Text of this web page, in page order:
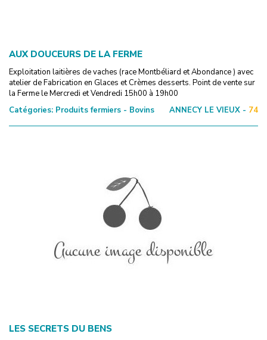
AUX DOUCEURS DE LA FERME
Exploitation laitières de vaches (race Montbéliard et Abondance ) avec
atelier de Fabrication en Glaces et Crèmes desserts. Point de vente sur
la Ferme le Mercredi et Vendredi 15h00 à 19h00
Catégories: Produits fermiers - Bovins ANNECY LE VIEUX - 74
LES SECRETS DU BENS